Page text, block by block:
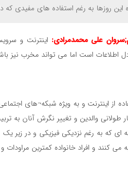
این روزها به رغم استفاده های مفیدی که
علی محمدمرادی: اینترنت و
اطلاعات است اما می تواند مخرب نیز
از اینترنت و به ویژه شبکه¬های
طولانی والدین و تغییر نگرش آنان به
ای که به رغم نزدیکی فیزیکی و در زیر
می کنند و افراد خانواده کمترین مراودات